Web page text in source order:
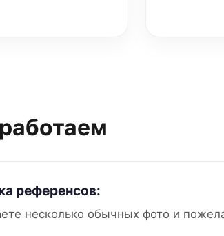
референсов:
несколько обычных фото и